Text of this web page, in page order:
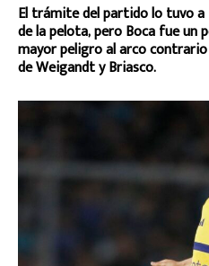
El trámite del partido lo tuvo
de la pelota, pero Boca fue un
mayor peligro al arco
de Weigandt y Briasco.